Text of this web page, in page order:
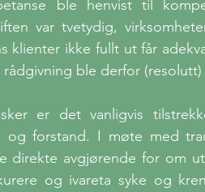
ble henvist til
var tvetydig,
klienter ikke fullt ut får
ble derfor
er det vanligvis
og forstand. I møte med
direkte avgjørende for om
og ivareta syke og